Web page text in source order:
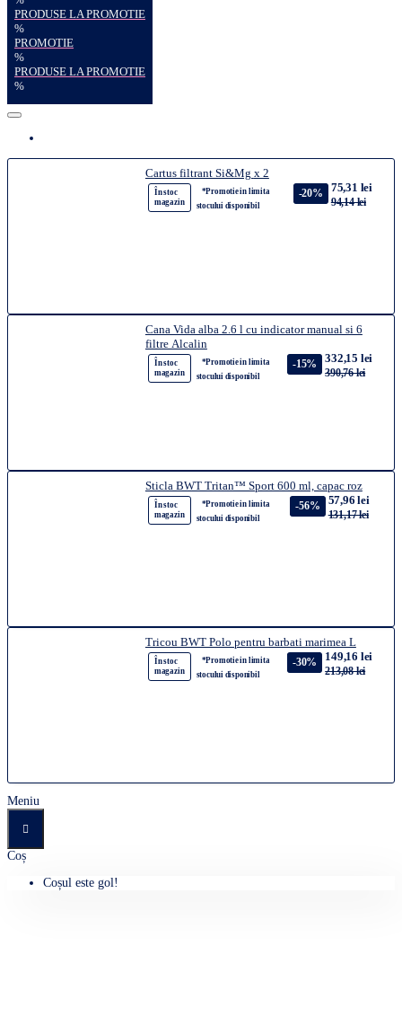
PRODUSE LA PROMOTIE
%
PROMOTIE
%
PRODUSE LA PROMOTIE
%
Cartus filtrant Si&Mg x 2
În stoc
magazin
*Promotie in limita
stocului disponibil
-20% 75,31 lei
94,14 lei
Cana Vida alba 2.6 l cu indicator manual si 6
filtre Alcalin
În stoc
magazin
*Promotie in limita
stocului disponibil
-15% 332,15 lei
390,76 lei
Sticla BWT Tritan™ Sport 600 ml, capac roz
În stoc
magazin
*Promotie in limita
stocului disponibil
-56% 57,96 lei
131,17 lei
Tricou BWT Polo pentru barbati marimea L
În stoc
magazin
*Promotie in limita
stocului disponibil
-30% 149,16 lei
213,08 lei
Meniu
Coș
Coșul este gol!